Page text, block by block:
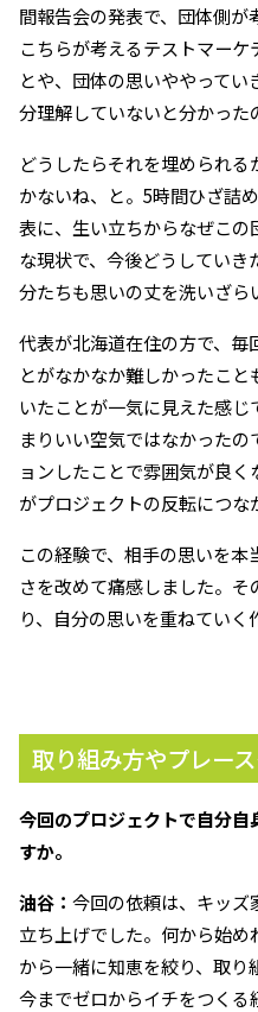
間報告会の発表で、団体側が
こちらが考えるテストマー
とや、団体の思いややって
分理解していないと分かった
どうしたらそれを埋められ
かないね、と。5時間ひざ詰
表に、生い立ちからなぜこ
な現状で、今後どうしていき
分たちも思いの丈を洗いざら
代表が北海道在住の方で、毎
とがなかなか難しかったこ
いたことが一気に見えた感
まりいい空気ではなかった
ョンしたことで雰囲気が良
がプロジェクトの反転につな
この経験で、相手の思いを
さを改めて痛感しました。
り、自分の思いを重ねていく
取り組み方やプレー
――今回のプロジェクトで自分
すか。
油谷：今回の依頼は、キッズ
立ち上げでした。何から始め
から一緒に知恵を絞り、取り
今までゼロからイチをつくる